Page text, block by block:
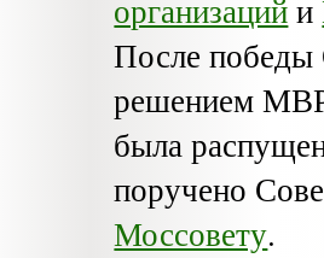
организацийи
После победы
решением
была
поручено
Моссовету.